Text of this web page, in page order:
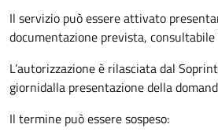
Il servizio può essere attivato
documentazione prevista, consultabile
L’autorizzazione è rilasciata dal
giornidalla presentazione della
Il termine può essere sospeso: